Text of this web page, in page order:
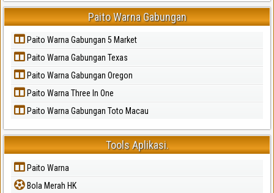
Paito Warna Gabungan
Paito Warna Gabungan 5 Market
Paito Warna Gabungan Texas
Paito Warna Gabungan Oregon
Paito Warna Three In One
Paito Warna Gabungan Toto Macau
Tools Aplikasi.
Paito Warna
Bola Merah HK